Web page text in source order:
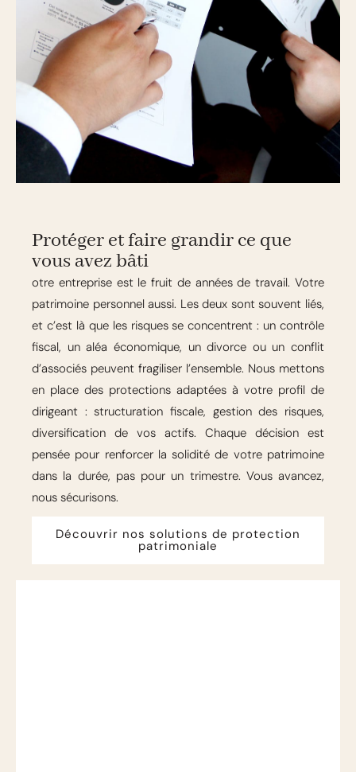
Protéger et faire grandir ce que
vous avez bâti
otre entreprise est le fruit de années de travail. Votre
patrimoine personnel aussi. Les deux sont souvent liés,
et c’est là que les risques se concentrent : un contrôle
fiscal, un aléa économique, un divorce ou un conflit
d’associés peuvent fragiliser l’ensemble. Nous mettons
en place des protections adaptées à votre profil de
dirigeant : structuration fiscale, gestion des risques,
diversification de vos actifs. Chaque décision est
pensée pour renforcer la solidité de votre patrimoine
dans la durée, pas pour un trimestre. Vous avancez,
nous sécurisons.
Découvrir nos solutions de protection
patrimoniale